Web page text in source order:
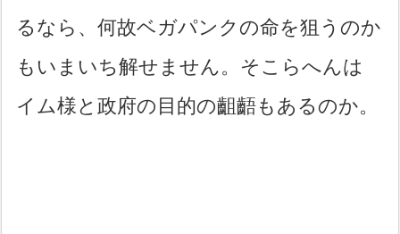
るなら、何故ベガパンクの命を狙うのか
もいまいち解せません。そこらへんは
イム様と政府の目的の齟齬もあるのか。